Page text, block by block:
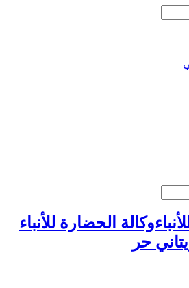
وكالة الحضارة للأنباء
حر